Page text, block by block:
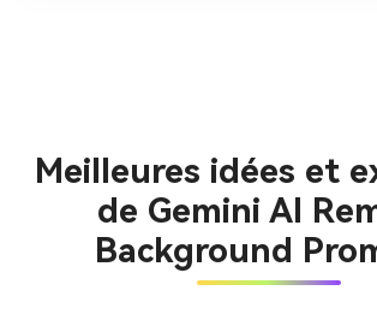
Meilleures idées et
de Gemini AI
Background